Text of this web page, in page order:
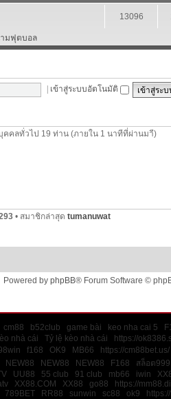
มฟุตบอล
13096
เข้าสู่ระบบอัตโนมัติ
คลทั่วไป 19 ท่าน (ภายใน 1 นาทีที่ผ่านมาี)
• สมาชิกล่าสุด tumanuwat
Powered by phpBB® Forum Software ©
cm88 b52club game bài keo nha cai 5
nhà cái Tỷ lệ kèo nhà cái https://
f168 OK9 MB66 https://cm88bet.us/
NEW88 NEW88 NEW88 F168 สล็อต999
UU88 55 club 91 club mb66 iwin
XX88.COM XX88 go88 https://
789BET RR88 sunwin sc88 ok9